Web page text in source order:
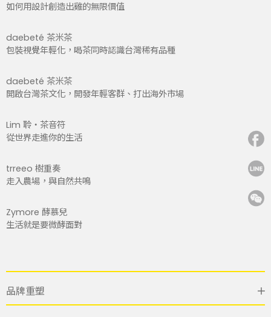
如何用設計創造出雞的無限價值
daebeté 茶米茶
包裝視覺年輕化，喝茶同時認識台灣稀有品種
daebeté 茶米茶
開啟台灣茶文化，開發年輕客群、打出海外市場
Lim 聆・茶音符
從世界走進你的生活
trreeo 樹重奏
走入農場，與自然共鳴
Zymore 酵慕兒
生活就是要微酵面對
品牌重塑